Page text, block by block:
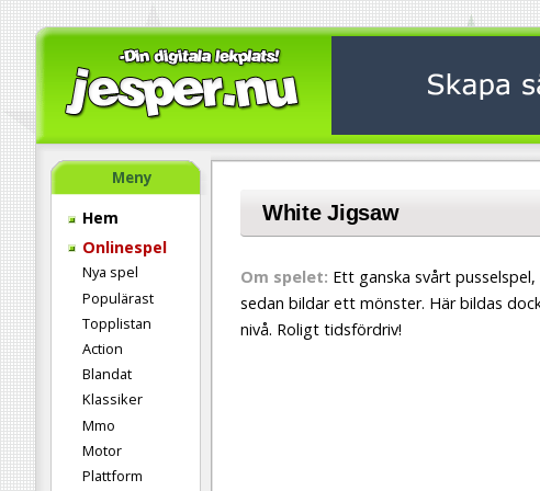
Meny
Hem
Onlinespel
Nya spel
Populärast
Topplistan
Action
Blandat
Klassiker
Mmo
Motor
Plattform
White Jigsaw
Om spelet: Ett ganska svårt
sedan bildar ett mönster. Här bildas
nivå. Roligt tidsfördriv!